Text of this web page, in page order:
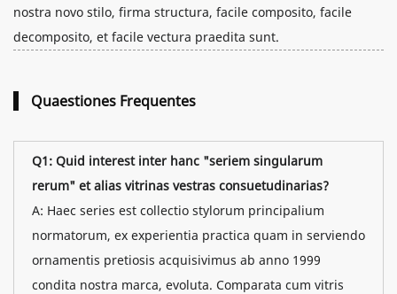
nostra novo stilo, firma structura, facile composito, facile
decomposito, et facile vectura praedita sunt.
Quaestiones Frequentes
Q1: Quid interest inter hanc "seriem singularum
rerum" et alias vitrinas vestras consuetudinarias?
A: Haec series est collectio stylorum principalium
normatorum, ex experientia practica quam in serviendo
ornamentis pretiosis acquisivimus ab anno 1999
condita nostra marca, evoluta. Comparata cum vitris